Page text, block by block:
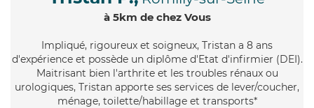
à 5km de chez Vous
Impliqué, rigoureux et soigneux, Tristan a 8 ans
d'expérience et possède un diplôme d'Etat d'infirmier (DEI).
Maitrisant bien l'arthrite et les troubles rénaux ou
urologiques, Tristan apporte ses services de lever/coucher,
ménage, toilette/habillage et transports*